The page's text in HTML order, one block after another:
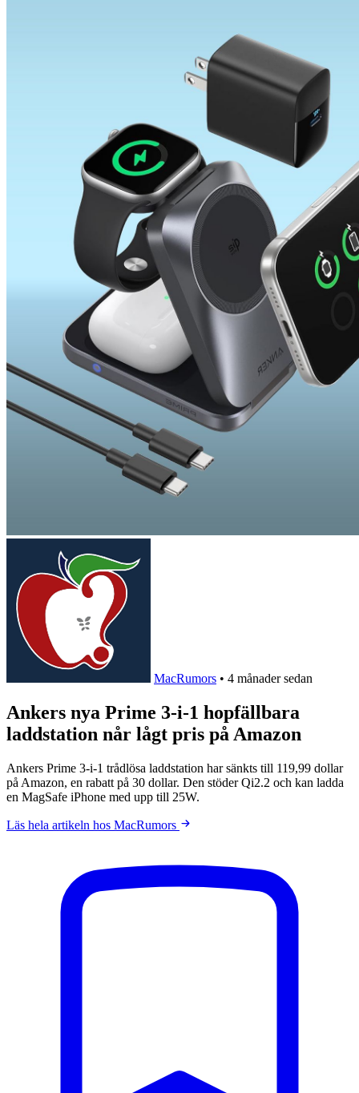
MacRumors • 4 månader sedan
Ankers nya Prime 3-i-1 hopfällbara
laddstation når lågt pris på Amazon
Ankers Prime 3-i-1 trådlösa laddstation har sänkts till 119,99 dollar
på Amazon, en rabatt på 30 dollar. Den stöder Qi2.2 och kan ladda
en MagSafe ‌iPhone‌ med upp till 25W.
Läs hela artikeln hos MacRumors